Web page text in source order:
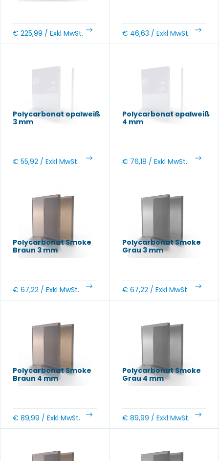
€ 225,99 / Exkl MwSt. € 46,63 / Exkl MwSt.
Polycarbonat opalweiß
3 mm
€ 55,92 / Exkl MwSt.
Polycarbonat opalweiß
4 mm
€ 76,18 / Exkl MwSt.
Polycarbonat Smoke
Braun 3 mm
€ 67,22 / Exkl MwSt.
Polycarbonat Smoke
Grau 3 mm
€ 67,22/ Exkl MwSt.
Polycarbonat Smoke
Braun 4 mm
€ 89,99 / Exkl MwSt.
Polycarbonat Smoke
Grau 4 mm
€ 89,99 / Exkl MwSt.